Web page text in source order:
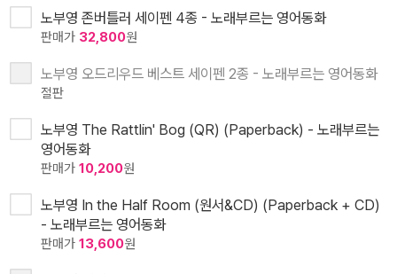
노부영 존버틀러 세이펜 4종 - 노래부르는 영어동화
판매가 32,800원
노부영 오드리우드 베스트 세이펜 2종 - 노래부르는 영어동화
절판
노부영 The Rattlin' Bog (QR) (Paperback) - 노래부르는
영어동화
판매가 10,200원
노부영 In the Half Room (원서&CD) (Paperback + CD)
- 노래부르는 영어동화
판매가 13,600원